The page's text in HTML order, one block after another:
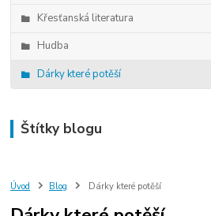
Křesťanská literatura
Hudba
Dárky které potěší
Štítky blogu
Úvod Blog Dárky které potěší